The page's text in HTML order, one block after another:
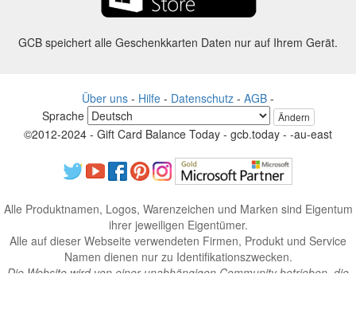
GCB speichert alle Geschenkkarten Daten nur auf Ihrem Gerät.
Über uns - Hilfe - Datenschutz - AGB -
Sprache
Ändern
©2012-2024 - Gift Card Balance Today - gcb.today - -au-east
Alle Produktnamen, Logos, Warenzeichen und Marken sind Eigentum
ihrer jeweiligen Eigentümer.
Alle auf dieser Webseite verwendeten Firmen, Produkt und Service
Namen dienen nur zu Identifikationszwecken.
Die Website wird von einer unabhängigen Community betrieben, die